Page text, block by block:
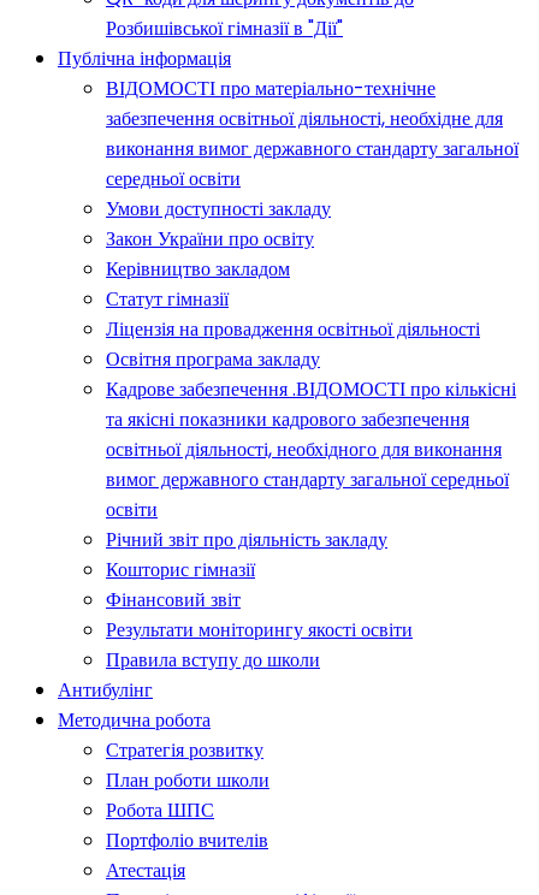
Розбишівської гімназії в "Дії"
Публічна інформація
ВІДОМОСТІ про матеріально-технічне
забезпечення освітньої діяльності, необхідне для
виконання вимог державного стандарту загальної
середньої освіти
Умови доступності закладу
Закон України про освіту
Керівництво закладом
Статут гімназії
Ліцензія на провадження освітньої діяльності
Освітня програма закладу
Кадрове забезпечення .ВІДОМОСТІ про кількісні
та якісні показники кадрового забезпечення
освітньої діяльності, необхідного для виконання
вимог державного стандарту загальної середньої
освіти
Річний звіт про діяльність закладу
Кошторис гімназії
Фінансовий звіт
Результати моніторингу якості освіти
Правила вступу до школи
Антибулінг
Методична робота
Стратегія розвитку
План роботи школи
Робота ШПС
Портфоліо вчителів
Атестація